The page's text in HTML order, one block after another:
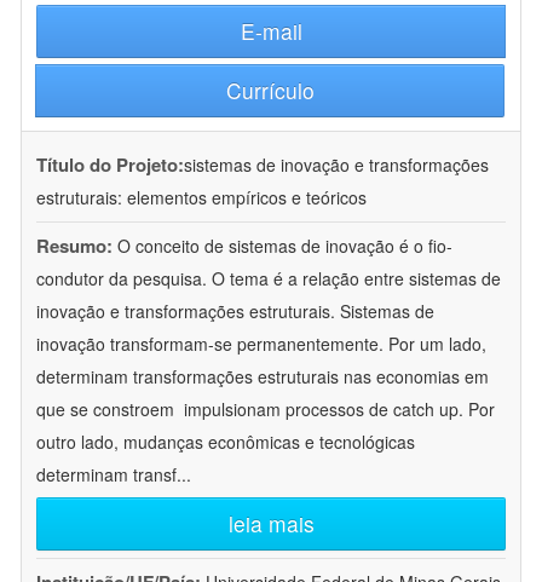
E-mail
Currículo
Título do Projeto:sistemas de inovação e transformações
estruturais: elementos empíricos e teóricos
Resumo: O conceito de sistemas de inovação é o fio-
condutor da pesquisa. O tema é a relação entre sistemas de
inovação e transformações estruturais. Sistemas de
inovação transformam-se permanentemente. Por um lado,
determinam transformações estruturais nas economias em
que se constroem  impulsionam processos de catch up. Por
outro lado, mudanças econômicas e tecnológicas
determinam transf...
leia mais